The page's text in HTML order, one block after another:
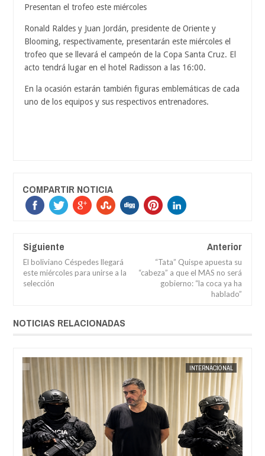
Presentan el trofeo este miércoles
Ronald Raldes y Juan Jordán, presidente de Oriente y
Blooming, respectivamente, presentarán este miércoles el
trofeo que se llevará el campeón de la Copa Santa Cruz. El
acto tendrá lugar en el hotel Radisson a las 16:00.
En la ocasión estarán también figuras emblemáticas de cada
uno de los equipos y sus respectivos entrenadores.
COMPARTIR NOTICIA
Siguiente
El boliviano Céspedes llegará
este miércoles para unirse a la
selección
Anterior
“Tata” Quispe apuesta su
“cabeza” a que el MAS no será
gobierno: “la coca ya ha
hablado”
NOTICIAS RELACIONADAS
INTERNACIONAL JORGE